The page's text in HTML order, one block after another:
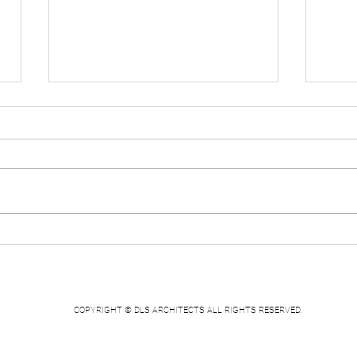
부산교육대학교 평생교육관
대
COPYRIGHT © DLS ARCHITECTS ALL RIGHTS RESERVED.